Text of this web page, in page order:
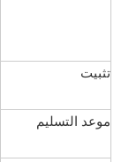
تثبيت
موعد التسليم